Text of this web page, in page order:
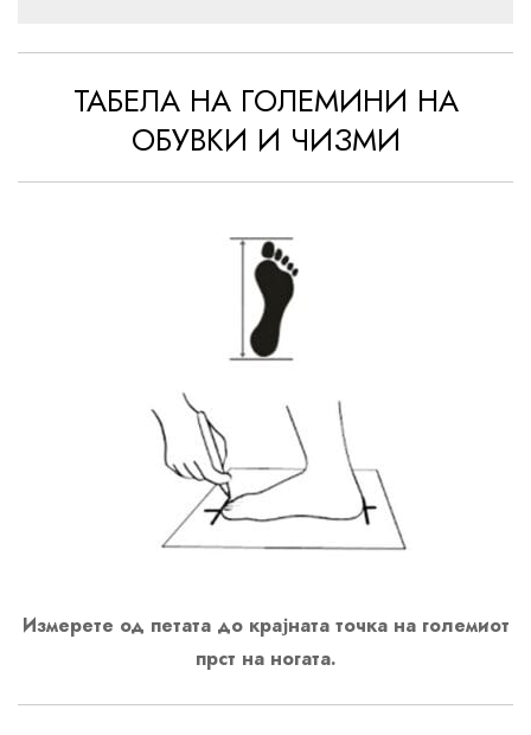
ТАБЕЛА НА ГОЛЕМИНИ НА
ОБУВКИ И ЧИЗМИ
Измерете од петата до крајната точка на големиот
прст на ногата.